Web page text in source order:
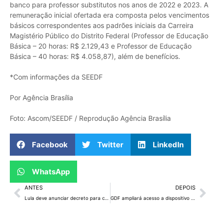
banco para professor substitutos nos anos de 2022 e 2023. A
remuneração inicial ofertada era composta pelos vencimentos
básicos correspondentes aos padrões iniciais da Carreira
Magistério Público do Distrito Federal (Professor de Educação
Básica – 20 horas: R$ 2.129,43 e Professor de Educação
Básica – 40 horas: R$ 4.058,87), além de benefícios.
*Com informações da SEEDF
Por Agência Brasília
Foto: Ascom/SEEDF / Reprodução Agência Brasília
Facebook Twitter LinkedIn
WhatsApp
ANTES DEPOIS